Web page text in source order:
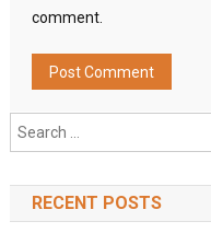
comment.
RECENT POSTS